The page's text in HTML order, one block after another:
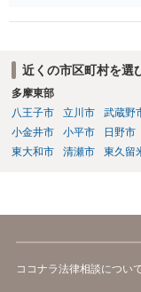
近くの市区町村を選
多摩東部
八王子市
立川市 武蔵野
小金井市
小平市 日野市
東大和市
清瀬市 東久留
ココナラ法律相談につい